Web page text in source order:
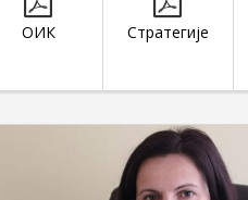
ОИК Стратегије